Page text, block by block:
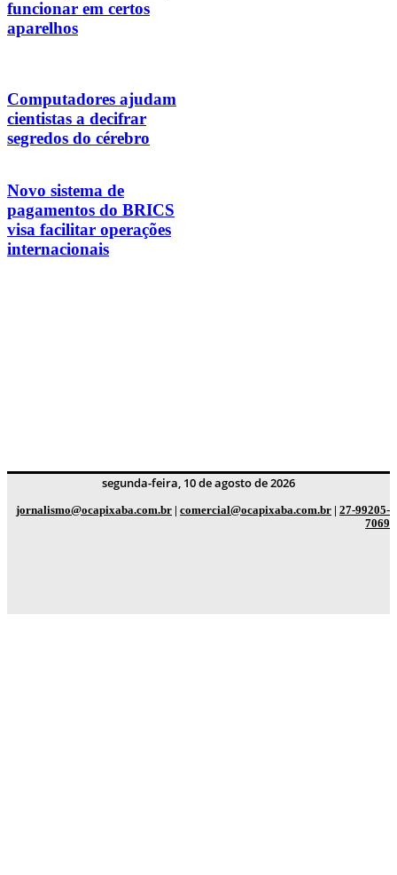
funcionar em certos
aparelhos
Computadores ajudam
cientistas a decifrar
segredos do cérebro
Novo sistema de
pagamentos do BRICS
visa facilitar operações
internacionais
segunda-feira, 10 de agosto de 2026
jornalismo@ocapixaba.com.br | comercial@ocapixaba.com.br | 27-99205-
7069